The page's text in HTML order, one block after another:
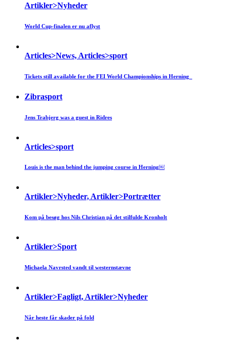
Artikler>Nyheder
World Cup-finalen er nu aflyst
Articles>News, Articles>sport
Tickets still available for the FEI World Championships in Herning
Zibrasport
Jens Trabjerg was a guest in Ridres
Articles>sport
Louis is the man behind the jumping course in Herning￼
Artikler>Nyheder, Artikler>Portrætter
Kom på besøg hos Nils Christian på det stilfulde Kronholt
Artikler>Sport
Michaela Navrsted vandt til westernstævne
Artikler>Fagligt, Artikler>Nyheder
Når heste får skader på fold